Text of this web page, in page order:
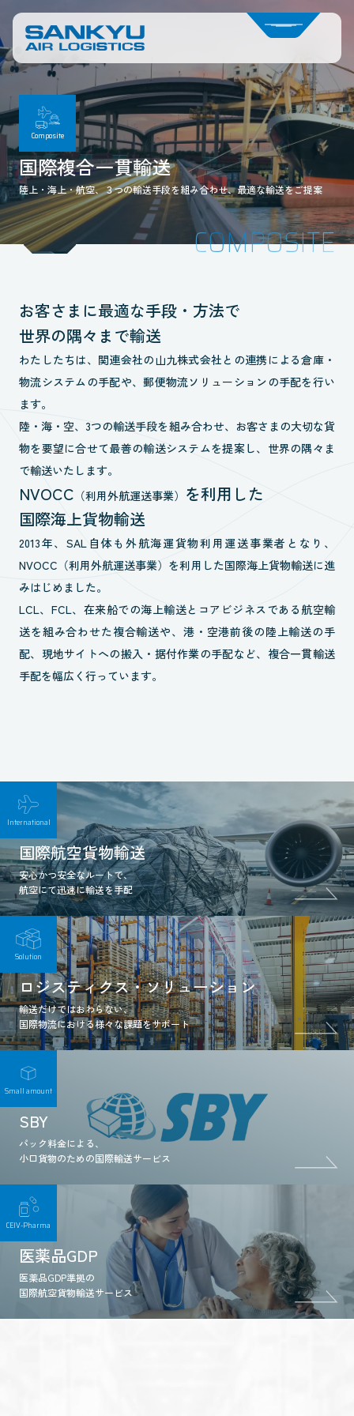
Composite
国際複合一貫輸送
陸上・海上・航空、３つの輸送手段を組み合わせ、最適な輸送をご提案
COMPOSITE
お客さまに最適な手段・方法で
世界の隅々まで輸送
わたしたちは、関連会社の山九株式会社 との連携による倉庫・
物流システムの手配や、郵便物流ソリューションの手配を行い
ます。
陸・海・空、3つの輸送手段を組み合わせ、お客さまの大切な貨
物を要望に合せて最善の輸送システムを提案し、世界の隅々ま
で輸送いたします。
NVOCC （利用外航運送事業） を利用した
国際海上貨物輸送
2013年、SAL自体も外航海運貨物利用運送事業者となり、
NVOCC（利用外航運送事業）を利用した国際海上貨物輸送に進
みはじめました。
LCL、FCL、在来船での海上輸送とコアビジネスである航空輸
送を組み合わせた複合輸送や、港・空港前後の陸上輸送の手
配、現地サイトへの搬入・据付作業の手配など、複合一貫輸送
手配を幅広く行っています。
International
国際航空貨物輸送
安心かつ安全なルートで、
航空にて迅速に輸送を手配
Solution
ロジスティクス・ソリューション
輸送だけではおわらない、
国際物流における様々な課題をサポート
Small amount
SBY
パック料金による、
小口貨物のための国際輸送サービス
CEIV-Pharma
医薬品GDP
医薬品GDP準拠の
国際航空貨物輸送サービス